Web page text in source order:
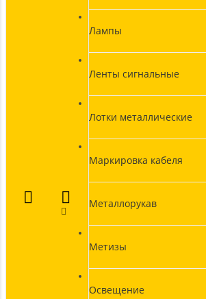
Лампы
Ленты сигнальные
Лотки металлические
Маркировка кабеля
Металлорукав
Метизы
Освещение